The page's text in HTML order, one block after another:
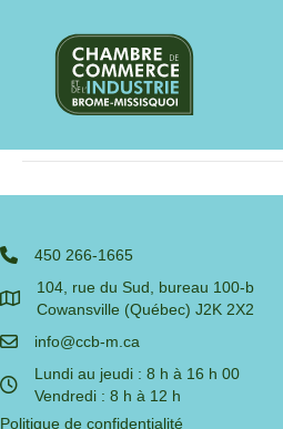
Plombdrain
th_ccb-m|novembre 6, 2025
450 266-1665
104, rue du Sud, bureau 100-b
Cowansville (Québec) J2K 2X2
info@ccb-m.ca
Lundi au jeudi : 8 h à 16 h 00
Vendredi : 8 h à 12 h
Politique de confidentialité